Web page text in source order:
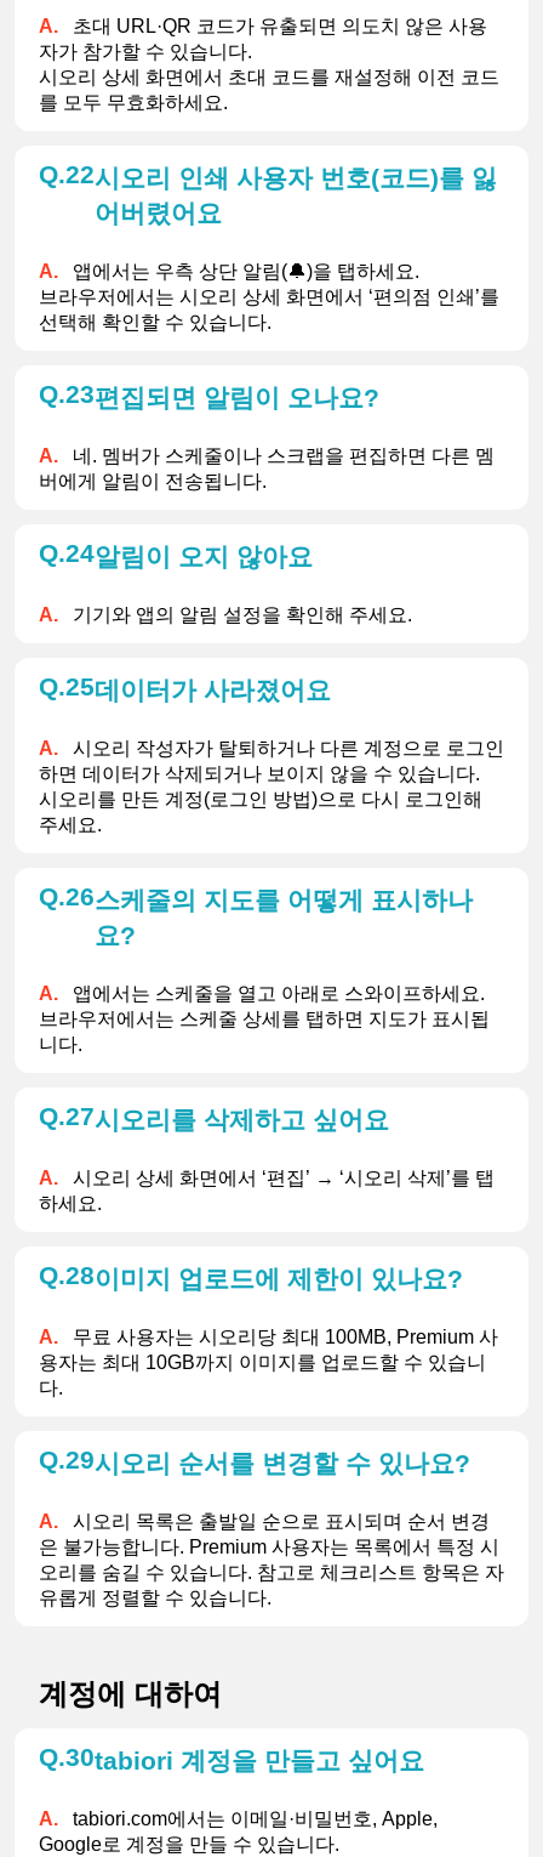
초대 URL·QR 코드가 유출되면 의도치 않은 사용
자가 참가할 수 있습니다.
시오리 상세 화면에서 초대 코드를 재설정해 이전 코드
를 모두 무효화하세요.
22시오리 인쇄 사용자 번호(코드)를 잃
어버렸어요
앱에서는 우측 상단 알림(🔔)을 탭하세요.
브라우저에서는 시오리 상세 화면에서 ‘편의점 인쇄’를
선택해 확인할 수 있습니다.
23편집되면 알림이 오나요?
네. 멤버가 스케줄이나 스크랩을 편집하면 다른 멤
버에게 알림이 전송됩니다.
24알림이 오지 않아요
기기와 앱의 알림 설정을 확인해 주세요.
25데이터가 사라졌어요
시오리 작성자가 탈퇴하거나 다른 계정으로 로그인
하면 데이터가 삭제되거나 보이지 않을 수 있습니다.
시오리를 만든 계정(로그인 방법)으로 다시 로그인해
주세요.
26스케줄의 지도를 어떻게 표시하나
요?
앱에서는 스케줄을 열고 아래로 스와이프하세요.
브라우저에서는 스케줄 상세를 탭하면 지도가 표시됩
니다.
27시오리를 삭제하고 싶어요
시오리 상세 화면에서 ‘편집’ → ‘시오리 삭제’를 탭
하세요.
28이미지 업로드에 제한이 있나요?
무료 사용자는 시오리당 최대 100MB, Premium 사
용자는 최대 10GB까지 이미지를 업로드할 수 있습니
다.
29시오리 순서를 변경할 수 있나요?
시오리 목록은 출발일 순으로 표시되며 순서 변경
은 불가능합니다. Premium 사용자는 목록에서 특정 시
오리를 숨길 수 있습니다. 참고로 체크리스트 항목은 자
유롭게 정렬할 수 있습니다.
계정에 대하여
30tabiori 계정을 만들고 싶어요
tabiori.com에서는 이메일·비밀번호, Apple,
Google로 계정을 만들 수 있습니다.